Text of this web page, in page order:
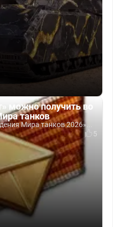
можно получить во
танков
Мира танков 2026»...
5